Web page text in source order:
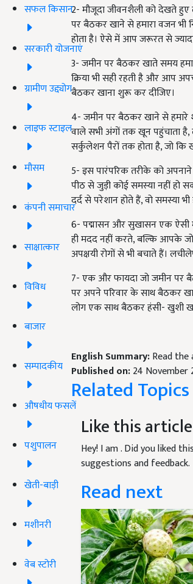
सफल किसान
सरकारी योजनाएं
ग्रामीण उद्द्योग
लाइफ स्टाइल
मौसम
कंपनी समाचार
साक्षात्कार
विविध
बाजार
सम्पादकीय
औषधीय फसलें
पशुपालन
खेती-बाड़ी
मशीनरी
वेब स्टोरी
2- मौजूदा जीवनशैली को देखते
पर बैठकर खाने से हमारा वजन भी
होता है। ऐसे में आप जरूरत से
3- जमीन पर बैठकर खाते समय
क्रिया भी सही रहती है और आप
बैठकर खाना शुरू कर दीजिए।
4- जमीन पर बैठकर खाने से हमारे
वाले सभी अंगों तक खून पहुंचाता
सर्कुलेशन पैरों तक होता है, जो कि
5- इस पारंपरिक तरीके को
पीठ से जुड़ी कोई समस्‍या नहीं हो
दर्द से परेशान होते हैं, वो समस्या
6- पद्मासन और सुखासन एक ऐसी
ही मदद नहीं करते, बल्कि आपके
अपक्षयी रोगों से भी बचाते हैं।
7- एक और फायदा जो जमीन पर
पर अपने परिवार के साथ बैठकर
लोग एक साथ बैठकर हंसी- खुशी
English Summary:Read
Published on:24 November
Related Topics
Like this
Hey! I am. Did you liked
suggestions and feedback.
Read next